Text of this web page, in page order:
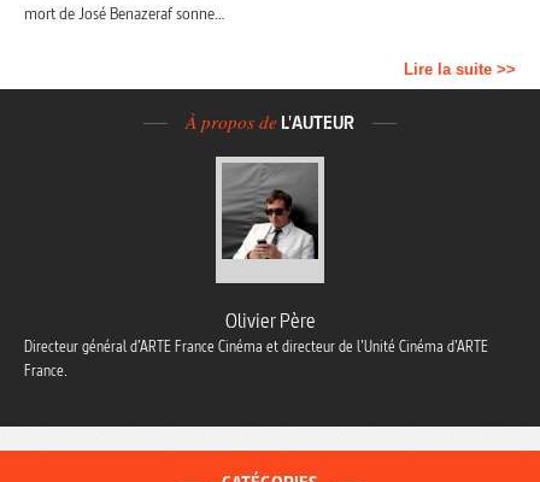
mort de José Benazeraf sonne…
Lire la suite >>
À propos de L'AUTEUR
Olivier Père
Directeur général d’ARTE France Cinéma et directeur de l’Unité Cinéma d’ARTE
France.